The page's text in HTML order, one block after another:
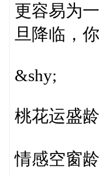
更容易为
旦降临，
&shy;
桃花运盛
情感空窗